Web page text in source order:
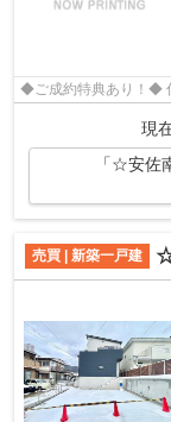
◆ご成約特典あり！◆
現
「☆安
売買 | 新築一戸建 ☆